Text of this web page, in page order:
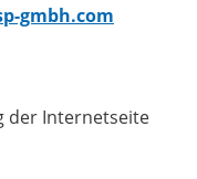
gmbh.com
der Internetseite